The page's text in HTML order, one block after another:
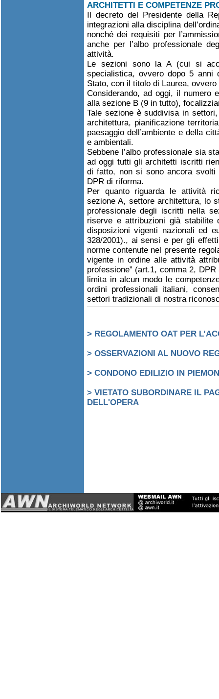
ARCHITETTI E COMPETENZE
Il decreto del Presidente della
integrazioni alla disciplina
nonché dei requisiti per
anche per l’albo professionale
attività.
Le sezioni sono la A (cui si
specialistica, ovvero dopo 5
Stato, con il titolo di Laurea,
Considerando, ad oggi, il numero
alla sezione B (9 in tutto),
Tale sezione è suddivisa in
architettura, pianificazione
paesaggio dell’ambiente e della
e ambientali.
Sebbene l’albo professionale sia
ad oggi tutti gli architetti iscritti
di fatto, non si sono ancora svolti
DPR di riforma.
Per quanto riguarda le attività
sezione A, settore architettura, lo
professionale degli iscritti nella
riserve e attribuzioni già stabilite
disposizioni vigenti nazionali ed
328/2001)., ai sensi e per gli
norme contenute nel presente
vigente in ordine alle attività
professione” (art.1, comma 2,
limita in alcun modo le
ordini professionali italiani,
settori tradizionali di nostra
> REGOLAMENTO OAT PER
> OSSERVAZIONI AL NUOVO
> CONDONO EDILIZIO IN
> VIETATO SUBORDINARE IL
DELL'OPERA